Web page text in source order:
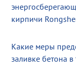
кирпичи
Какие меры
заливке бетона в